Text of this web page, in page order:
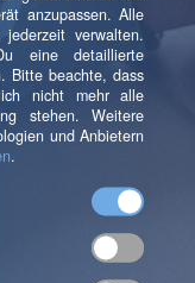
MarTech